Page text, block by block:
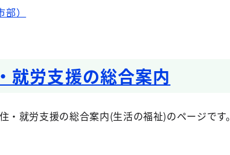
）
就労支援の総合案内
・就労支援の総合案内(生活の福祉)のページです。